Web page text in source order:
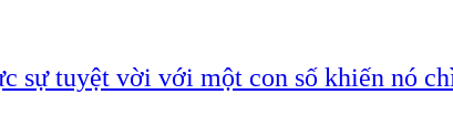
sự tuyệt vời với một con số khiến nó